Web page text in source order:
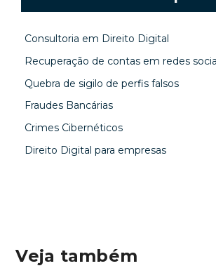
Consultoria em Direito Digital
Recuperação de contas em redes
Quebra de sigilo de perfis falsos
Fraudes Bancárias
Crimes Cibernéticos
Direito Digital para empresas
Veja também